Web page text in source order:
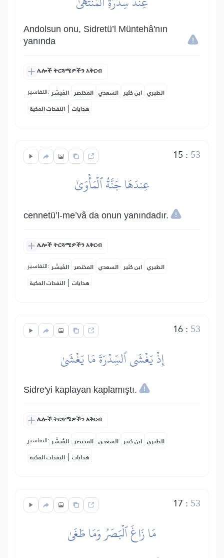
Andolsun onu, Sidretü’l Müntehâ'nın
yanında
ሌሎች ትርጓሜዎችን አቅርብ
التفاسير: المُيسَّر المختصر السعدي ابن كثير الطبري
النفحات المكية | هدايات
15 : 53
عِندَهَا جَنَّةُ ٱلۡمَأۡوَىٰٓ
cennetü’l-me’vâ da onun yanındadır.
ሌሎች ትርጓሜዎችን አቅርብ
التفاسير: المُيسَّر المختصر السعدي ابن كثير الطبري
النفحات المكية | هدايات
16: 53
إِذۡ يَغۡشَى ٱلسِّدۡرَةَ مَا يَغۡشَىٰ
Sidre'yi kaplayan kaplamıştı.
ሌሎች ትርጓሜዎችን አቅርብ
التفاسير: المُيسَّر المختصر السعدي ابن كثير الطبري
النفحات المكية | هدايات
17 : 53
مَا زَاغَ ٱلۡبَصَرُ وَمَا طَغَىٰ